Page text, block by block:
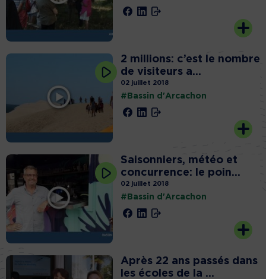
2 millions: c’est le nombre
de visiteurs a...
02 juillet 2018
#Bassin d'Arcachon
Saisonniers, météo et
concurrence: le poin...
02 juillet 2018
#Bassin d'Arcachon
Après 22 ans passés dans
les écoles de la ...